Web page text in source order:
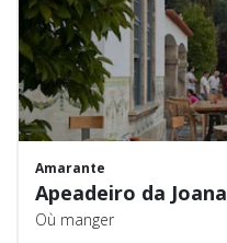
Amarante
Apeadeiro da Joana
Où manger